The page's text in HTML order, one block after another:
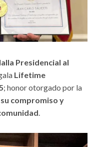
Presidencial al
Lifetime
; honor otorgado por la
compromiso y
.